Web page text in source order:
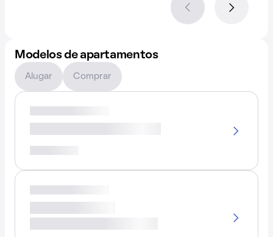
Modelos de apartamentos
Alugar Comprar